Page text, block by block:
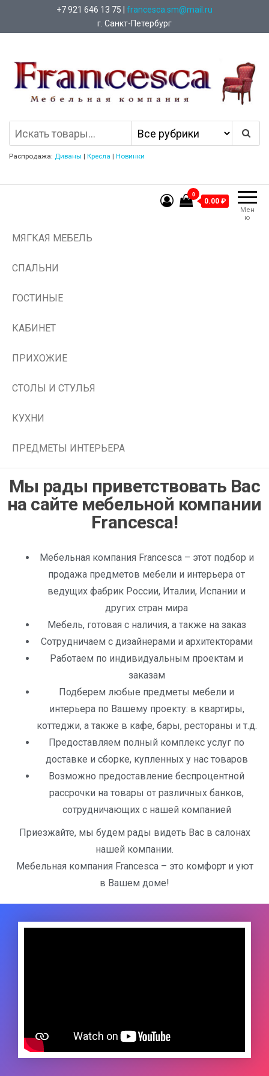
+7 921 646 13 75 | francesca.sm@mail.ru
г. Санкт-Петербург
Francesca Мебельная Компания
Распродажа: Диваны | Кресла | Новинки
Мен
ю
0
0.00 ₽
МЯГКАЯ МЕБЕЛЬ
СПАЛЬНИ
ГОСТИНЫЕ
КАБИНЕТ
ПРИХОЖИЕ
СТОЛЫ И СТУЛЬЯ
КУХНИ
ПРЕДМЕТЫ ИНТЕРЬЕРА
Мы рады приветствовать Вас
на сайте мебельной компании
Francesca!
Мебельная компания Francesca – этот подбор и
продажа предметов мебели и интерьера от
ведущих фабрик России, Италии, Испании и
других стран мира
Мебель, готовая с наличия, а также на заказ
Сотрудничаем с дизайнерами и архитекторами
Работаем по индивидуальным проектам и
заказам
Подберем любые предметы мебели и
интерьера по Вашему проекту: в квартиры,
коттеджи, а также в кафе, бары, рестораны и т.д.
Предоставляем полный комплекс услуг по
доставке и сборке, купленных у нас товаров
Возможно предоставление беспроцентной
рассрочки на товары от различных банков,
сотрудничающих с нашей компанией
Приезжайте, мы будем рады видеть Вас в салонах
нашей компании.
Мебельная компания Francesca – это комфорт и уют
в Вашем доме!